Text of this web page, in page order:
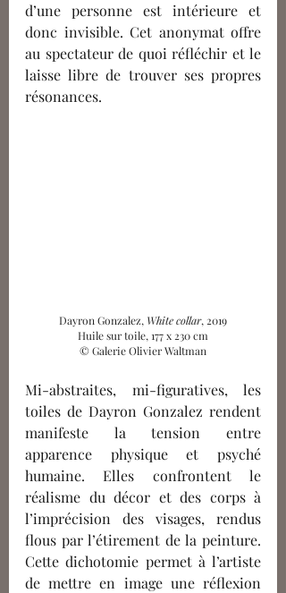
d’une personne est intérieure et
donc invisible. Cet anonymat offre
au spectateur de quoi réfléchir et le
laisse libre de trouver ses propres
résonances.
Dayron Gonzalez, White collar, 2019
Huile sur toile, 177 x 230 cm
© Galerie Olivier Waltman
Mi-abstraites, mi-figuratives, les
toiles de Dayron Gonzalez rendent
manifeste la tension entre
apparence physique et psyché
humaine. Elles confrontent le
réalisme du décor et des corps à
l’imprécision des visages, rendus
flous par l’étirement de la peinture.
Cette dichotomie permet à l’artiste
de mettre en image une réflexion